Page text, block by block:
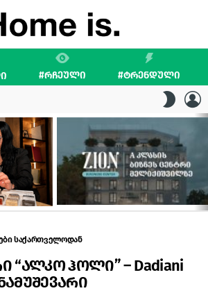
#ᲠᲩᲔᲣᲚᲘ #ᲢᲠᲔᲜᲓᲣᲚᲘ
SKIN
საქართველოდან
“ალკო ჰოლი” – Dadiani